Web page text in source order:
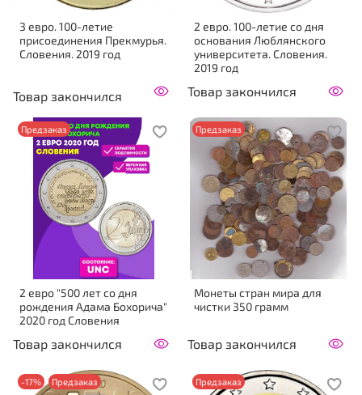
3 евро. 100-летие
присоединения Прекмурья.
Словения. 2019 год
Товар закончился
2 евро. 100-летие со дня
основания Люблянского
университета. Словения.
2019 год
Товар закончился
Предзаказ
2 евро "500 лет со дня
рождения Адама Бохорича"
2020 год Словения
Товар закончился
Предзаказ
Монеты стран мира для
чистки 350 грамм
Товар закончился
-17% Предзаказ Предзаказ